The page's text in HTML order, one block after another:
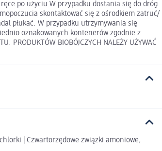
po użyciu.W przypadku dostania się do dróg
skontaktować się z ośrodkiem zatruć/
płukać. W przypadku utrzymywania się
oznakowanych kontenerów zgodnie z
BIOBÓJCZYCH NALEŻY UŻYWAĆ
| Czwartorzędowe związki amoniowe,